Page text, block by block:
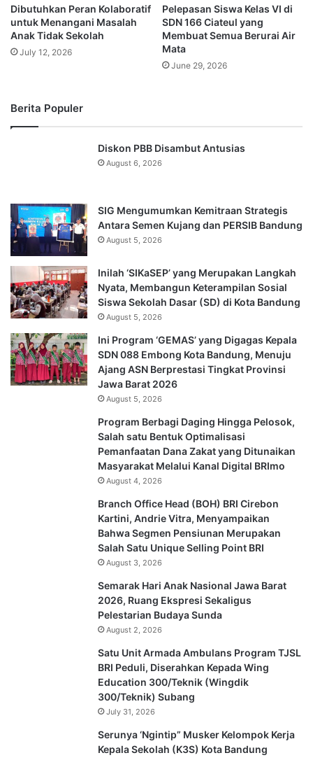
Dibutuhkan Peran Kolaboratif
untuk Menangani Masalah
Anak Tidak Sekolah
July 12, 2026
Pelepasan Siswa Kelas VI di
SDN 166 Ciateul yang
Membuat Semua Berurai Air
Mata
June 29, 2026
Berita Populer
Diskon PBB Disambut Antusias
August 6, 2026
SIG Mengumumkan Kemitraan Strategis
Antara Semen Kujang dan PERSIB Bandung
August 5, 2026
Inilah ‘SIKaSEP’ yang Merupakan Langkah
Nyata, Membangun Keterampilan Sosial
Siswa Sekolah Dasar (SD) di Kota Bandung
August 5, 2026
Ini Program ‘GEMAS’ yang Digagas Kepala
SDN 088 Embong Kota Bandung, Menuju
Ajang ASN Berprestasi Tingkat Provinsi
Jawa Barat 2026
August 5, 2026
Program Berbagi Daging Hingga Pelosok,
Salah satu Bentuk Optimalisasi
Pemanfaatan Dana Zakat yang Ditunaikan
Masyarakat Melalui Kanal Digital BRImo
August 4, 2026
Branch Office Head (BOH) BRI Cirebon
Kartini, Andrie Vitra, Menyampaikan
Bahwa Segmen Pensiunan Merupakan
Salah Satu Unique Selling Point BRI
August 3, 2026
Semarak Hari Anak Nasional Jawa Barat
2026, Ruang Ekspresi Sekaligus
Pelestarian Budaya Sunda
August 2, 2026
Satu Unit Armada Ambulans Program TJSL
BRI Peduli, Diserahkan Kepada Wing
Education 300/Teknik (Wingdik
300/Teknik) Subang
July 31, 2026
Serunya ‘Ngintip” Musker Kelompok Kerja
Kepala Sekolah (K3S) Kota Bandung